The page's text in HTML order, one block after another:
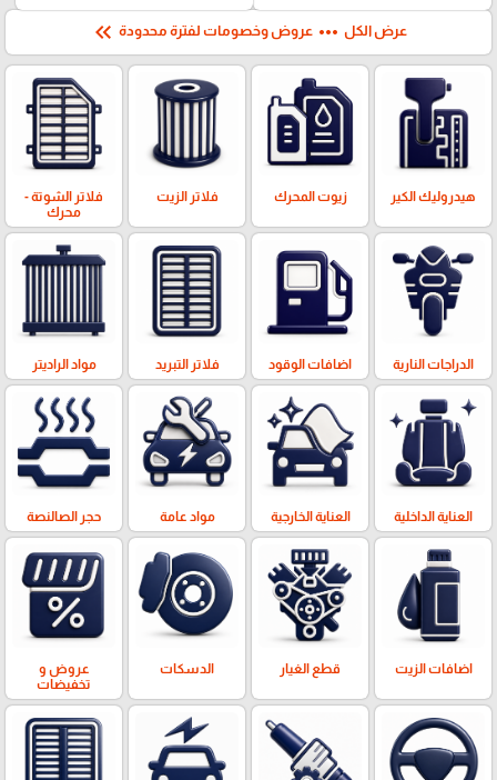
عرض الكل more_horiz عروض وخصومات لفترة محدودة keyboard_double_arrow_left
هيدروليك الكير زيوت المحرك فلاتر الزيت
فلاتر الشوتة -
محرك
الدراجات النارية اضافات الوقود فلاتر التبريد مواد الراديتر
العناية الداخلية العناية الخارجية مواد عامة حجر الصالنصة
اضافات الزيت قطع الغيار الدسكات
عروض و
تخفيضات